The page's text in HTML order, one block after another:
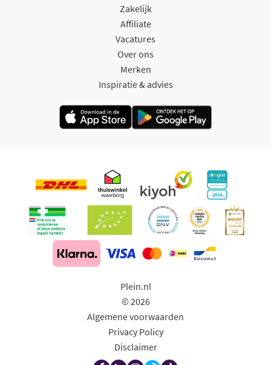
Zakelijk
Affiliate
Vacatures
Over ons
Merken
Inspiratie & advies
Plein.nl
© 2026
Algemene voorwaarden
Privacy Policy
Disclaimer